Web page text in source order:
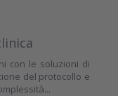
con le soluzioni di
del protocollo e